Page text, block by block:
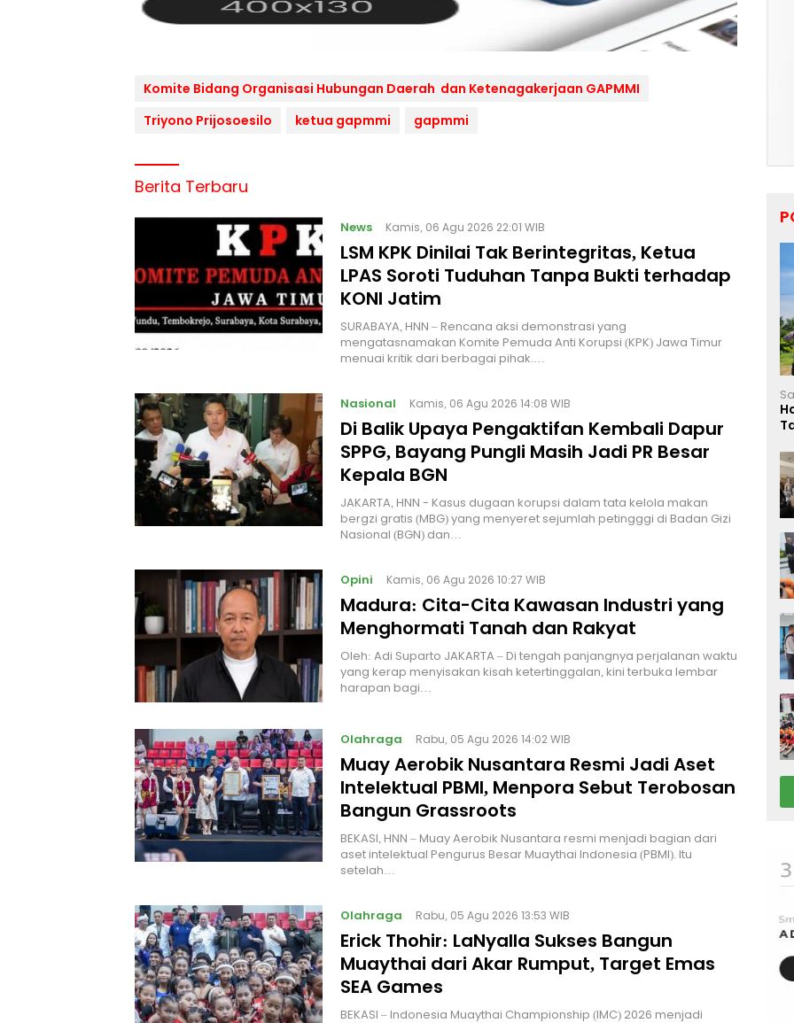
Komite Bidang Organisasi Hubungan Daerah dan Ketenagakerjaan GAPMMI
Triyono Prijosoesilo
ketua gapmmi gapmmi
Berita Terbaru
News Kamis, 06 Agu 2026 22:01 WIB
LSM KPK Dinilai Tak Berintegritas, Ketua
LPAS Soroti Tuduhan Tanpa Bukti terhadap
KONI Jatim
SURABAYA, HNN – Rencana aksi demonstrasi yang
mengatasnamakan Komite Pemuda Anti Korupsi (KPK) Jawa Timur
menuai kritik dari berbagai pihak.…
Nasional Kamis, 06 Agu 2026 14:08 WIB
Di Balik Upaya Pengaktifan Kembali Dapur
SPPG, Bayang Pungli Masih Jadi PR Besar
Kepala BGN
JAKARTA, HNN - Kasus dugaan korupsi dalam tata kelola makan
bergzi gratis (MBG) yang menyeret sejumlah petingggi di Badan Gizi
Nasional (BGN) dan…
Opini Kamis, 06 Agu 2026 10:27 WIB
Madura: Cita-Cita Kawasan Industri yang
Menghormati Tanah dan Rakyat
Oleh: Adi Suparto JAKARTA – Di tengah panjangnya perjalanan waktu
yang kerap menyisakan kisah ketertinggalan, kini terbuka lembar
harapan bagi…
Olahraga Rabu, 05 Agu 2026 14:02 WIB
Muay Aerobik Nusantara Resmi Jadi Aset
Intelektual PBMI, Menpora Sebut Terobosan
Bangun Grassroots
BEKASI, HNN – Muay Aerobik Nusantara resmi menjadi bagian dari
aset intelektual Pengurus Besar Muaythai Indonesia (PBMI). Itu
setelah…
Olahraga Rabu, 05 Agu 2026 13:53 WIB
Erick Thohir: LaNyalla Sukses Bangun
Muaythai dari Akar Rumput, Target Emas
SEA Games
BEKASI – Indonesia Muaythai Championship (IMC) 2026 menjadi